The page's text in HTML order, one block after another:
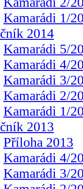
Kamarádi 1/
2014
Kamarádi 5/
Kamarádi 4/
Kamarádi 3/
Kamarádi 2/
Kamarádi 1/
2013
Příloha 2013
Kamarádi 4/
Kamarádi 3/